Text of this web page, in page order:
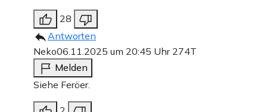
28
Antworten
Neko06.11.2025 um 20:45 Uhr 274T
Melden
Siehe Feröer.